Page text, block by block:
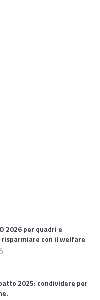
2026 per quadri e
con il welfare
2025: condividere per